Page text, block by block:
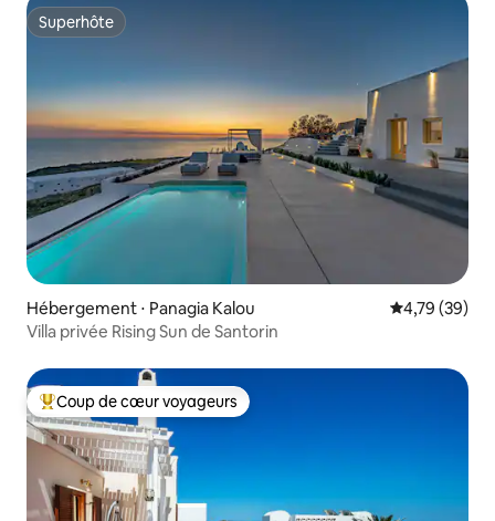
Superhôte
Superhôte
Hébergement ⋅ Panagia Kalou Évaluation
4,79 (39)
Villa privée Rising Sun de Santorin
Coups de cœur voyageurs les plus appréciés
Coup de cœur voyageurs